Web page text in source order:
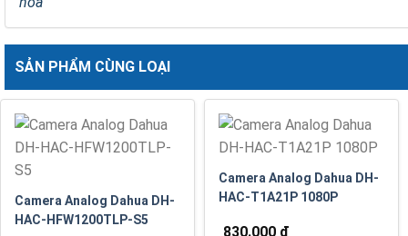
SẢN PHẨM CÙNG LOẠI
Camera Analog Dahua DH-
HAC-HFW1200TLP-S5
Camera Analog Dahua DH-
HAC-T1A21P 1080P
830.000 đ